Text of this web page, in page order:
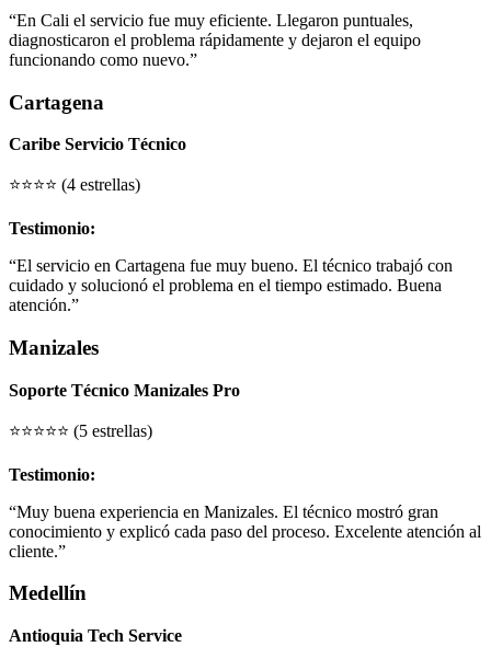
“En Cali el servicio fue muy eficiente. Llegaron puntuales,
diagnosticaron el problema rápidamente y dejaron el equipo
funcionando como nuevo.”
Cartagena
Caribe Servicio Técnico
⭐⭐⭐⭐ (4 estrellas)
Testimonio:
“El servicio en Cartagena fue muy bueno. El técnico trabajó con
cuidado y solucionó el problema en el tiempo estimado. Buena
atención.”
Manizales
Soporte Técnico Manizales Pro
⭐⭐⭐⭐⭐ (5 estrellas)
Testimonio:
“Muy buena experiencia en Manizales. El técnico mostró gran
conocimiento y explicó cada paso del proceso. Excelente atención al
cliente.”
Medellín
Antioquia Tech Service